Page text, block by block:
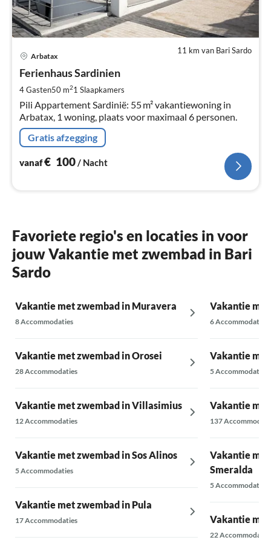
11 km van Bari Sardo
Arbatax
Ferienhaus Sardinien
4 Gasten50 m21 Slaapkamers
Pili Appartement Sardinië: 55 m² vakantiewoning in
Arbatax, 1 woning, plaats voor maximaal 6 personen.
Gratis afzegging
vanaf€ 100/ Nacht
Favoriete regio's en locaties in voor
jouw Vakantie met zwembad in Bari
Sardo
Vakantie met zwembad in Muravera
8 Accommodaties
Vakantie met zwembad in Orosei
28 Accommodaties
Vakantie met zwembad in Villasimius
12 Accommodaties
Vakantie met zwembad in Sos Alinos
5 Accommodaties
Vakantie met zwembad in Pula
17 Accommodaties
Vakantie met
6 Accommodaties
Vakantie
5 Accommodaties
Vakantie met
137
Vakantie met
Smeralda
5 Accommodaties
Vakantie
22